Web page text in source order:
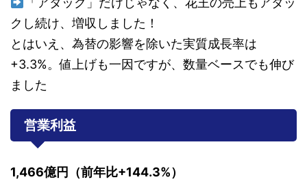
クし続け、増収しました！
とはいえ、為替の影響を除いた実質成長率は
+3.3%。値上げも一因ですが、数量ベースでも伸び
ました
営業利益
1,466億円（前年比+144.3%）